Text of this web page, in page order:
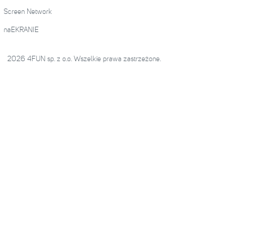
Screen Network
naEKRANIE
2026 4FUN sp. z o.o. Wszelkie prawa zastrzeżone.